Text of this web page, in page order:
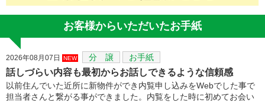
お客様からいただいたお手紙
2026年08月07日 NEW 分 譲 お手紙
話しづらい内容も最初からお話しできるような信頼感
以前住んでいた近所に新物件ができ内覧申し込みをWebでした事で
担当者さんと繋がる事ができました。内覧をした時に初めてお会い